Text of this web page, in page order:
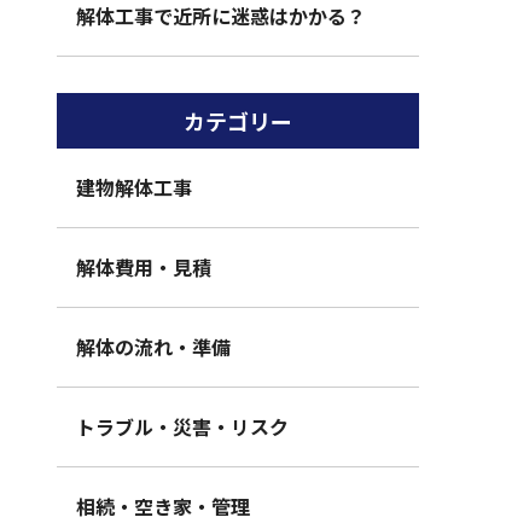
解体工事で近所に迷惑はかかる？
カテゴリー
建物解体工事
解体費用・見積
解体の流れ・準備
トラブル・災害・リスク
相続・空き家・管理